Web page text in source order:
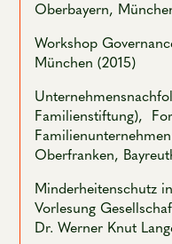
Oberbayern,
Workshop
München (2015)
Familienstiftung),
Oberfranken,
Minderheitenschutz
Vorlesung
Dr. Werner Knut